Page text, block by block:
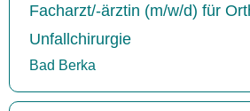
Facharzt/-ärztin (m/w/d) für
Unfallchirurgie
Bad Berka